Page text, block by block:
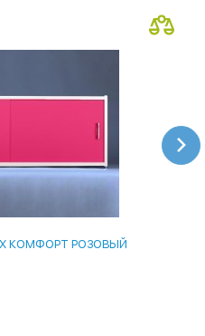
КОМФОРТ РОЗОВЫЙ